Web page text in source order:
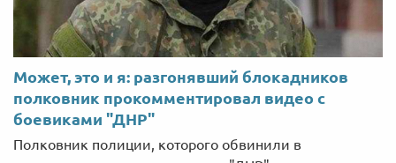
Может, это и я: разгонявший блокадников
полковник прокомментировал видео с
боевиками "ДНР"
Полковник полиции, которого обвинили в